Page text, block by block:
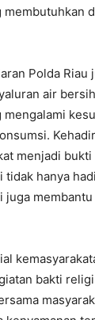
membutuhkan
Polda Riau
air
mengalami
menjadi bukti
tidak hanya
juga
bakti